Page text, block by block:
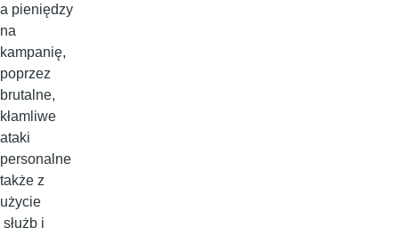
a pieniędzy
na
kampanię,
poprzez
brutalne,
kłamliwe
ataki
personalne
także z
użycie
służb i